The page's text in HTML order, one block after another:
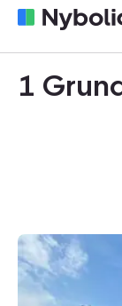
1
Helårsgrund:
Allesø-
Norden